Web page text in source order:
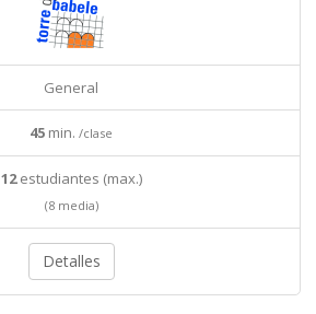
General
45 min. /clase
12estudiantes (max.)
(8 media)
Detalles